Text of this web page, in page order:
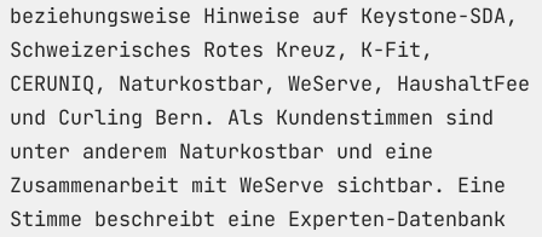
beziehungsweise Hinweise auf Keystone-SDA,
Schweizerisches Rotes Kreuz, K-Fit,
CERUNIQ, Naturkostbar, WeServe, HaushaltFee
und Curling Bern. Als Kundenstimmen sind
unter anderem Naturkostbar und eine
Zusammenarbeit mit WeServe sichtbar. Eine
Stimme beschreibt eine Experten-Datenbank